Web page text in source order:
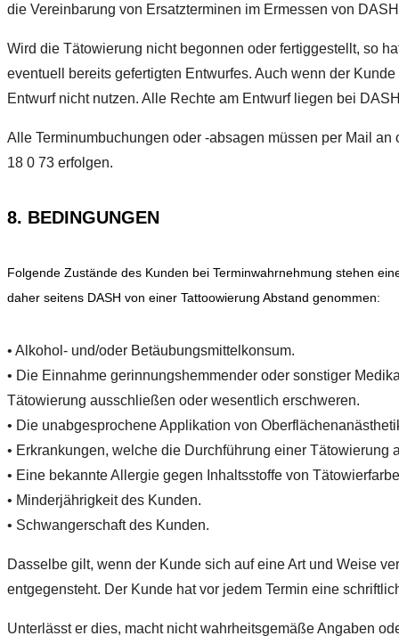
die Vereinbarung von Ersatzterminen im Ermessen von
Wird die Tätowierung nicht begonnen oder fertiggestellt, so
eventuell bereits gefertigten Entwurfes. Auch wenn der
Entwurf nicht nutzen. Alle Rechte am Entwurf liegen bei
Alle Terminumbuchungen oder -absagen müssen per Mail
18 0 73 erfolgen.
8. BEDINGUNGEN
Folgende Zustände des Kunden bei Terminwahrnehmung stehen
daher seitens DASH von einer Tattoowierung Abstand genommen:
• Alkohol- und/oder Betäubungsmittelkonsum.
• Die Einnahme gerinnungshemmender oder sonstiger
Tätowierung ausschließen oder wesentlich erschweren.
• Die unabgesprochene Applikation von
• Erkrankungen, welche die Durchführung einer
• Eine bekannte Allergie gegen Inhaltsstoffe von
• Minderjährigkeit des Kunden.
• Schwangerschaft des Kunden.
Dasselbe gilt, wenn der Kunde sich auf eine Art und Weise
entgegensteht. Der Kunde hat vor jedem Termin eine
Unterlässt er dies, macht nicht wahrheitsgemäße Angaben